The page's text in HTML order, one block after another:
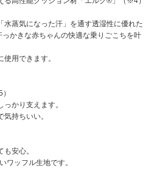
水蒸気になった汗」を通す透湿性に優れた
っかきな赤ちゃんの快適な乗りごこちを叶
用できます。
かり支えます。
持ちいい。
安心。
ワッフル生地です。